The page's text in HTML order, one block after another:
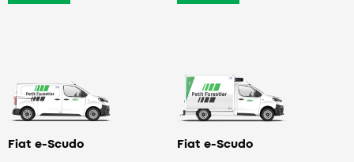
Fiat e-Scudo Fiat e-Scudo